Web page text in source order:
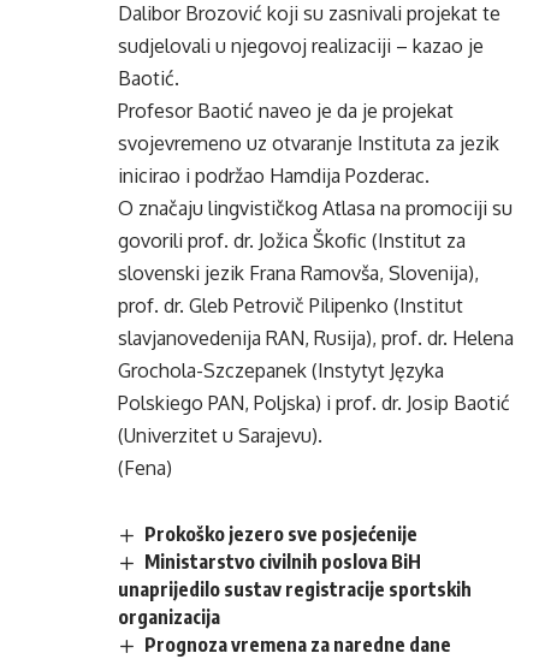
Dalibor Brozović koji su zasnivali projekat te
sudjelovali u njegovoj realizaciji – kazao je
Baotić.
Profesor Baotić naveo je da je projekat
svojevremeno uz otvaranje Instituta za jezik
inicirao i podržao Hamdija Pozderac.
O značaju lingvističkog Atlasa na promociji su
govorili prof. dr. Jožica Škofic (Institut za
slovenski jezik Frana Ramovša, Slovenija),
prof. dr. Gleb Petrovič Pilipenko (Institut
slavjanovedenija RAN, Rusija), prof. dr. Helena
Grochola-Szczepanek (Instytyt Języka
Polskiego PAN, Poljska) i prof. dr. Josip Baotić
(Univerzitet u Sarajevu).
(Fena)
Prokoško jezero sve posjećenije
Ministarstvo civilnih poslova BiH
unaprijedilo sustav registracije sportskih
organizacija
Prognoza vremena za naredne dane